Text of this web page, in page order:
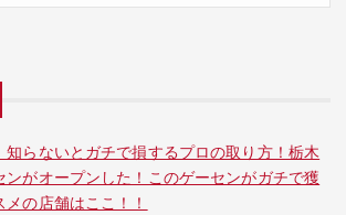
知らないとガチで損するプロの取り方！栃木
ンがオープンした！このゲーセンがガチで獲
の店舗はここ！！